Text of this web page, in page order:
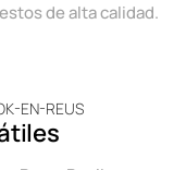
de alta calidad.